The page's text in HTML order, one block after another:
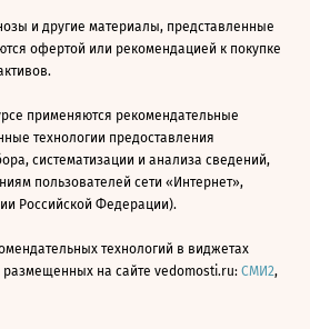
и другие материалы, представленные
офертой или рекомендацией к покупке
применяются рекомендательные
технологии предоставления
систематизации и анализа сведений,
пользователей сети «Интернет»,
Российской Федерации).
технологий в виджетах
на сайте vedomosti.ru: СМИ2,